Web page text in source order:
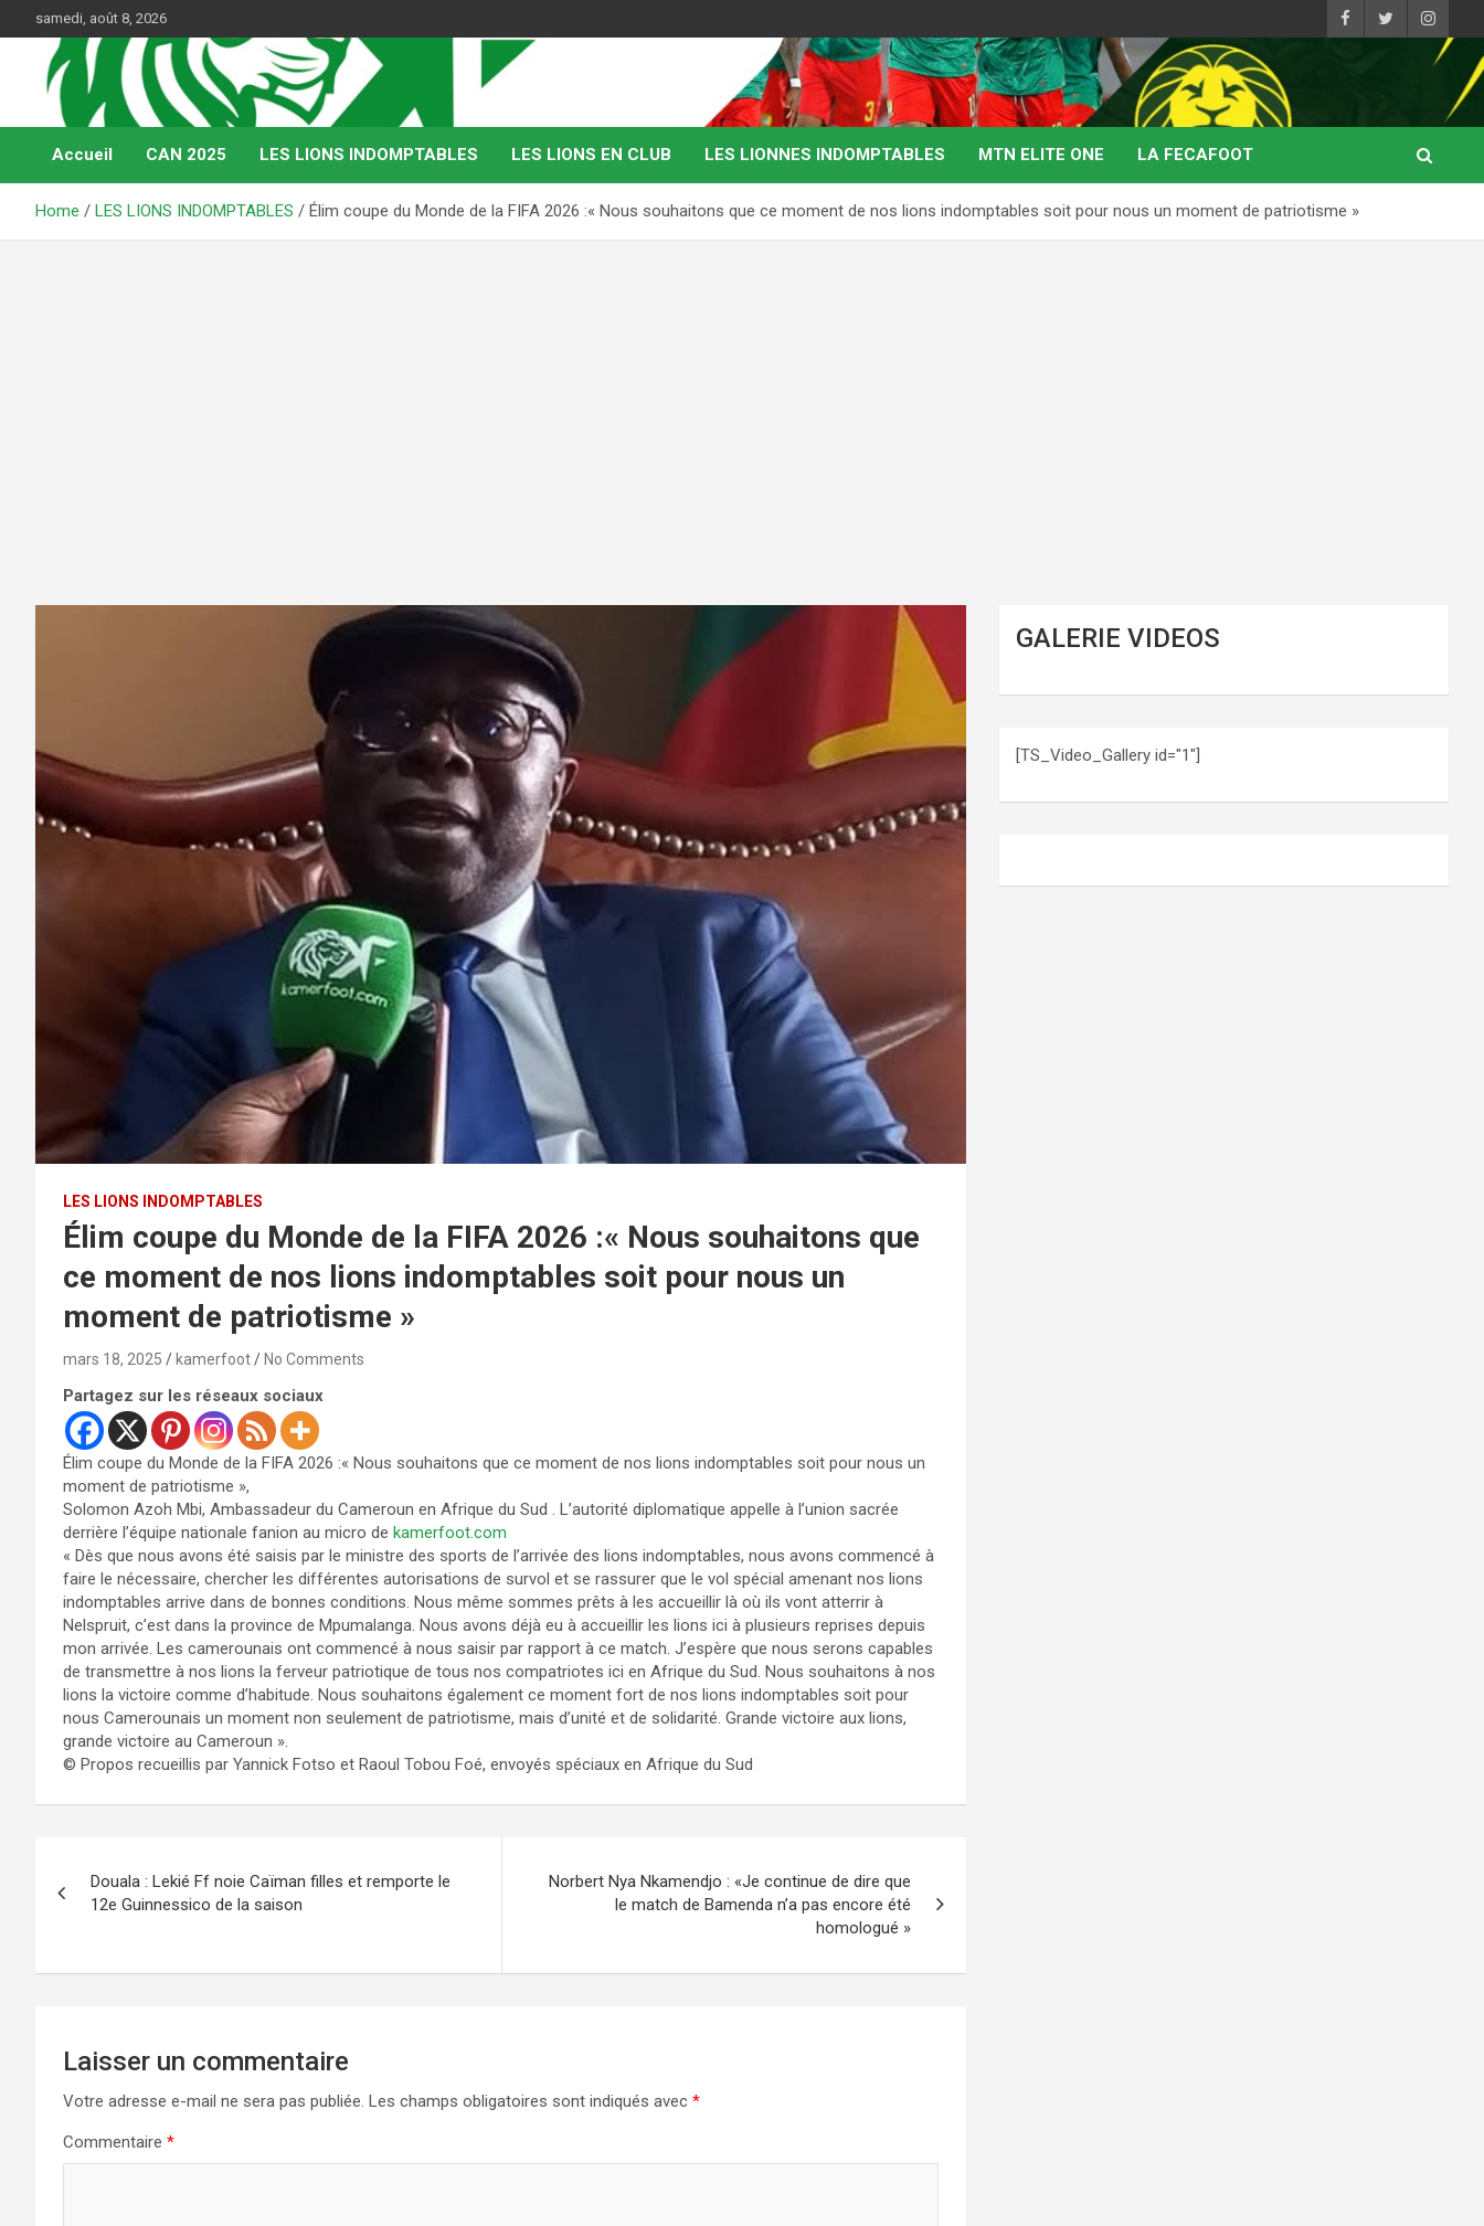
to
content
samedi, août 8, 2026
Kamerfoot
Web Magazine du football camerounais
Accueil CAN 2025 LES LIONS INDOMPTABLES LES LIONS EN CLUB LES LIONNES INDOMPTABLES MTN ELITE ONE LA FECAFOOT
Home LES LIONS INDOMPTABLES Élim coupe du Monde de la FIFA 2026 :« Nous souhaitons que ce moment de nos lions indomptables soit pour nous un moment de patriotisme »
LES LIONS INDOMPTABLES
Élim coupe du Monde de la FIFA 2026 :« Nous souhaitons que
ce moment de nos lions indomptables soit pour nous un
moment de patriotisme »
mars 18, 2025 kamerfoot No Comments
Partagez sur les réseaux sociaux
Élim coupe du Monde de la FIFA 2026 :« Nous souhaitons que ce moment de nos lions indomptables soit pour nous un
moment de patriotisme »,
Solomon Azoh Mbi, Ambassadeur du Cameroun en Afrique du Sud . L’autorité diplomatique appelle à l’union sacrée
derrière l’équipe nationale fanion au micro de kamerfoot.com
« Dès que nous avons été saisis par le ministre des sports de l’arrivée des lions indomptables, nous avons commencé à
faire le nécessaire, chercher les différentes autorisations de survol et se rassurer que le vol spécial amenant nos lions
indomptables arrive dans de bonnes conditions. Nous même sommes prêts à les accueillir là où ils vont atterrir à
Nelspruit, c’est dans la province de Mpumalanga. Nous avons déjà eu à accueillir les lions ici à plusieurs reprises depuis
mon arrivée. Les camerounais ont commencé à nous saisir par rapport à ce match. J’espère que nous serons capables
de transmettre à nos lions la ferveur patriotique de tous nos compatriotes ici en Afrique du Sud. Nous souhaitons à nos
lions la victoire comme d’habitude. Nous souhaitons également ce moment fort de nos lions indomptables soit pour
nous Camerounais un moment non seulement de patriotisme, mais d’unité et de solidarité. Grande victoire aux lions,
grande victoire au Cameroun ».
© Propos recueillis par Yannick Fotso et Raoul Tobou Foé, envoyés spéciaux en Afrique du Sud
de
Douala : Lekié Ff noie Caïman filles et remporte le
12e Guinnessico de la saison
Norbert Nya Nkamendjo : «Je continue de dire que
le match de Bamenda n’a pas encore été
homologué »
Laisser un commentaire
Votre adresse e-mail ne sera pas publiée. Les champs obligatoires sont indiqués avec *
Commentaire *
GALERIE VIDEOS
[TS_Video_Gallery id="1"]